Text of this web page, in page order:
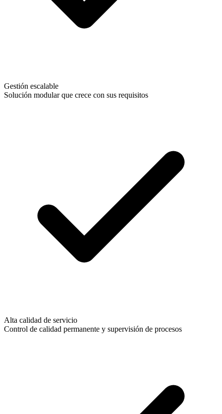
Gestión escalable
Solución modular que crece con sus requisitos
Alta calidad de servicio
Control de calidad permanente y supervisión de procesos